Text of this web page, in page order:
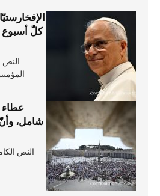
كلّ أسبوع
النص
المؤمنين
شامل، وأنّ
النص